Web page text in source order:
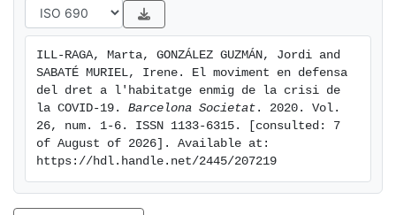
de donar un suport col·lectiu a un problema
ILL-RAGA, Marta, GONZÁLEZ GUZMÁN, Jordi and
SABATÉ MURIEL, Irene. El moviment en defensa
del dret a l'habitatge enmig de la crisi de
la COVID-19. Barcelona Societat . 2020. Vol.
26, num. 1-6. ISSN 1133-6315. [consulted: 7
of August of 2026]. Available at:
https://hdl.handle.net/2445/207219